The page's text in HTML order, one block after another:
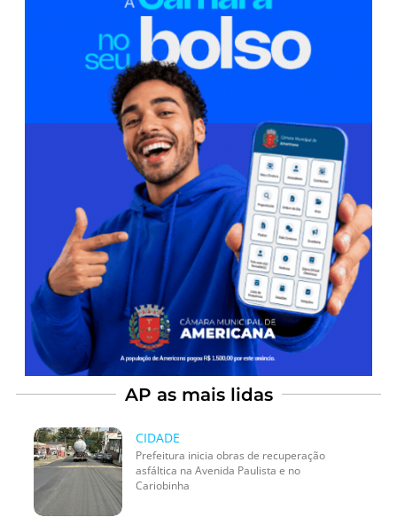
AP as mais lidas
CIDADE
Prefeitura inicia obras de recuperação
asfáltica na Avenida Paulista e no
Cariobinha